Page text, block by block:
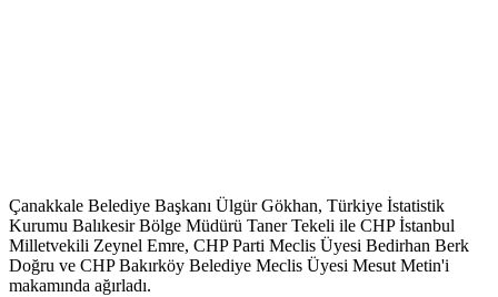
Çanakkale Belediye Başkanı Ülgür Gökhan, Türkiye İstatistik
Kurumu Balıkesir Bölge Müdürü Taner Tekeli ile CHP İstanbul
Milletvekili Zeynel Emre, CHP Parti Meclis Üyesi Bedirhan Berk
Doğru ve CHP Bakırköy Belediye Meclis Üyesi Mesut Metin'i
makamında ağırladı.